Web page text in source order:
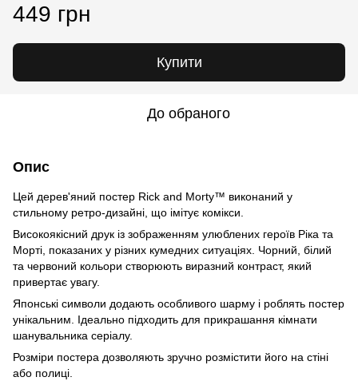
449 грн
Купити
До обраного
Опис
Цей дерев'яний постер Rick and Morty™ виконаний у
стильному ретро-дизайні, що імітує комікси.
Високоякісний друк із зображенням улюблених героїв Ріка та
Морті, показаних у різних кумедних ситуаціях. Чорний, білий
та червоний кольори створюють виразний контраст, який
привертає увагу.
Японські символи додають особливого шарму і роблять постер
унікальним. Ідеально підходить для прикрашання кімнати
шанувальника серіалу.
Розміри постера дозволяють зручно розмістити його на стіні
або полиці.